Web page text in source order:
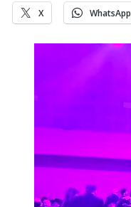
X WhatsApp